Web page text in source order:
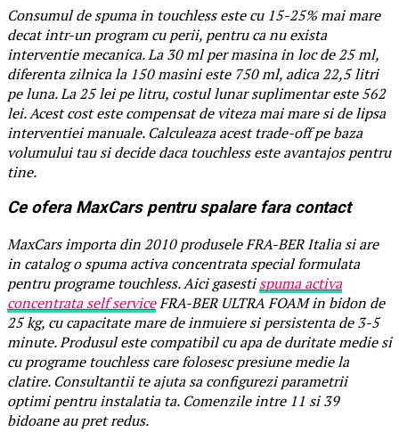
Consumul de spuma in touchless este cu 15-25% mai mare
decat intr-un program cu perii, pentru ca nu exista
interventie mecanica. La 30 ml per masina in loc de 25 ml,
diferenta zilnica la 150 masini este 750 ml, adica 22,5 litri
pe luna. La 25 lei pe litru, costul lunar suplimentar este 562
lei. Acest cost este compensat de viteza mai mare si de lipsa
interventiei manuale. Calculeaza acest trade-off pe baza
volumului tau si decide daca touchless este avantajos pentru
tine.
Ce ofera MaxCars pentru spalare fara contact
MaxCars importa din 2010 produsele FRA-BER Italia si are
in catalog o spuma activa concentrata special formulata
pentru programe touchless. Aici gasestispuma activa
concentrata self serviceFRA-BER ULTRA FOAM in bidon de
25 kg, cu capacitate mare de inmuiere si persistenta de 3-5
minute. Produsul este compatibil cu apa de duritate medie si
cu programe touchless care folosesc presiune medie la
clatire. Consultantii te ajuta sa configurezi parametrii
optimi pentru instalatia ta. Comenzile intre 11 si 39
bidoane au pret redus.